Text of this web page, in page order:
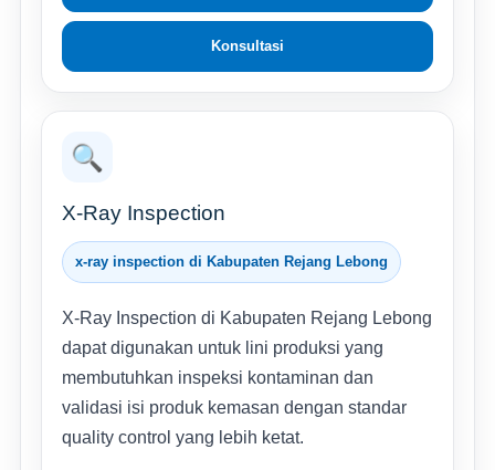
Konsultasi
🔍
X-Ray Inspection
x-ray inspection di Kabupaten Rejang Lebong
X-Ray Inspection di Kabupaten Rejang Lebong
dapat digunakan untuk lini produksi yang
membutuhkan inspeksi kontaminan dan
validasi isi produk kemasan dengan standar
quality control yang lebih ketat.